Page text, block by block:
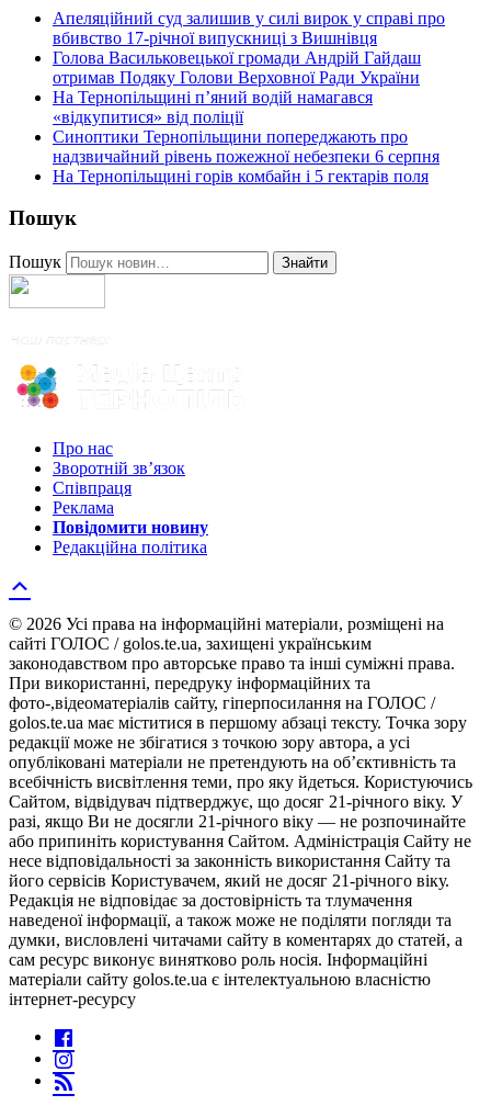
Апеляційний суд залишив у силі вирок у справі про
вбивство 17-річної випускниці з Вишнівця
Голова Васильковецької громади Андрій Гайдаш
отримав Подяку Голови Верховної Ради України
На Тернопільщині п’яний водій намагався
«відкупитися» від поліції
Синоптики Тернопільщини попереджають про
надзвичайний рівень пожежної небезпеки 6 серпня
На Тернопільщині горів комбайн і 5 гектарів поля
Пошук
Пошук Знайти
Про нас
Зворотній зв’язок
Співпраця
Реклама
Повідомити новину
Редакційна політика
© 2026 Усі права на інформаційні матеріали, розміщені на
сайті ГОЛОС / golos.te.ua, захищені українським
законодавством про авторське право та інші суміжні права.
При використанні, передруку інформаційних та
фото-,відеоматеріалів сайту, гіперпосилання на ГОЛОС /
golos.te.ua має міститися в першому абзаці тексту. Точка зору
редакції може не збігатися з точкою зору автора, а усі
опубліковані матеріали не претендують на об’єктивність та
всебічність висвітлення теми, про яку йдеться. Користуючись
Сайтом, відвідувач підтверджує, що досяг 21-річного віку. У
разі, якщо Ви не досягли 21-річного віку — не розпочинайте
або припиніть користування Сайтом. Адміністрація Сайту не
несе відповідальності за законність використання Сайту та
його сервісів Користувачем, який не досяг 21-річного віку.
Редакція не відповідає за достовірність та тлумачення
наведеної інформації, а також може не поділяти погляди та
думки, висловлені читачами сайту в коментарях до статей, а
сам ресурс виконує винятково роль носія. Інформаційні
матеріали сайту golos.te.ua є інтелектуальною власністю
інтернет-ресурсу